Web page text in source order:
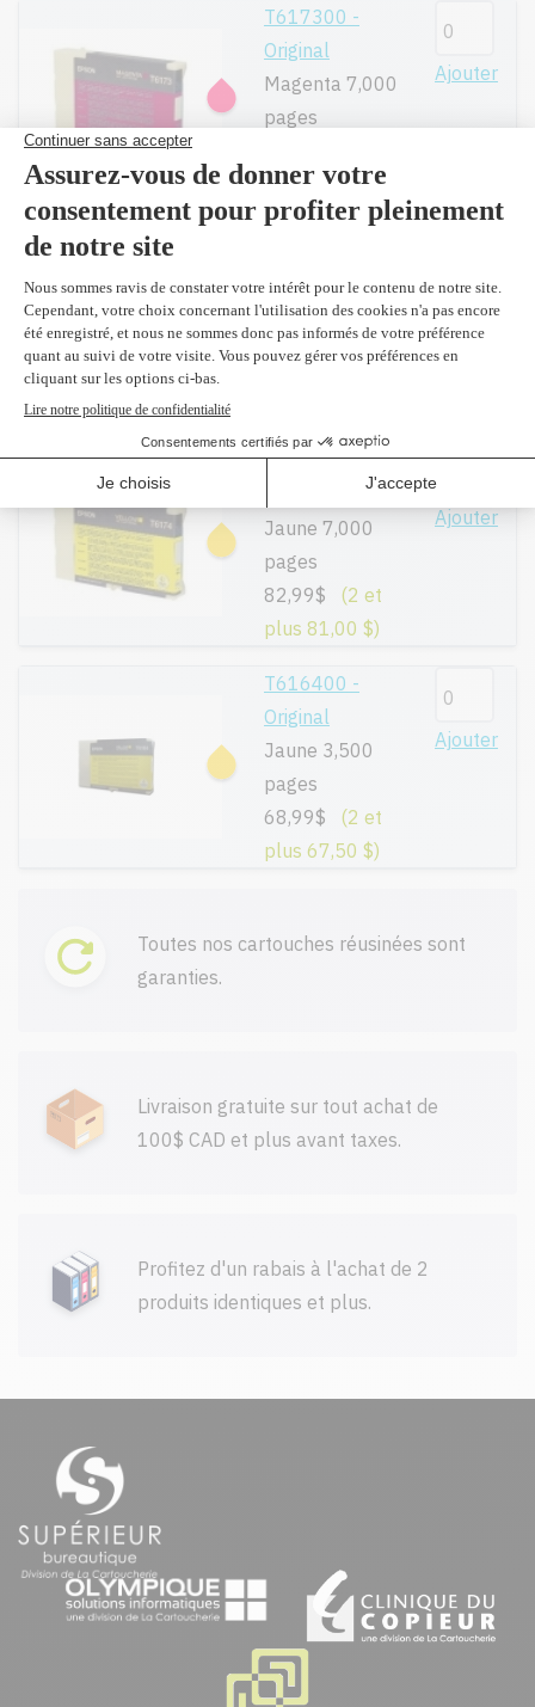
T617300 -
Original
Magenta 7,000
pages
plus 81,00 $)
Ajouter
Magenta 3,500
pages
Ajouter
T617400 -
Jaune 7,000
pages
82,99$
(2 et
plus 81,00 $)
Ajouter
T616400 -
Original
Jaune 3,500
pages
68,99$
(2 et
plus 67,50 $)
Ajouter
Toutes nos cartouches réusinées sont
garanties.
Livraison gratuite sur tout achat de
100$ CAD et plus avant taxes.
Profitez d'un rabais à l'achat de 2
produits identiques et plus.